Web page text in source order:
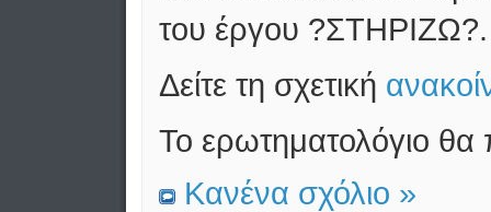
του έργου ?ΣTΗΡΙΖΩ?.
Δείτε τη σχετική
Το ερωτηματολόγιο θα
Κανένα σχόλιο »